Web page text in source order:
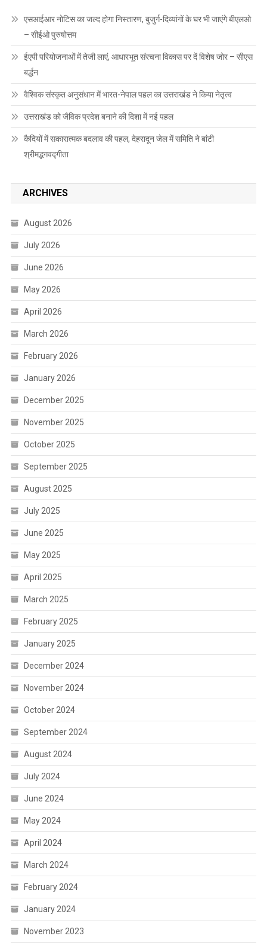
एसआईआर नोटिस का जल्द होगा निस्तारण, बुजुर्ग-दिव्यांगों के घर भी जाएंगे बीएलओ
– सीईओ पुरुषोत्तम
ईएपी परियोजनाओं में तेजी लाएं, आधारभूत संरचना विकास पर दें विशेष जोर – सीएस
बर्द्धन
वैश्विक संस्कृत अनुसंधान में भारत-नेपाल पहल का उत्तराखंड ने किया नेतृत्व
उत्तराखंड को जैविक प्रदेश बनाने की दिशा में नई पहल
कैदियों में सकारात्मक बदलाव की पहल, देहरादून जेल में समिति ने बांटी
श्रीमद्भगवद्गीता
ARCHIVES
August 2026
July 2026
June 2026
May 2026
April 2026
March 2026
February 2026
January 2026
December 2025
November 2025
October 2025
September 2025
August 2025
July 2025
June 2025
May 2025
April 2025
March 2025
February 2025
January 2025
December 2024
November 2024
October 2024
September 2024
August 2024
July 2024
June 2024
May 2024
April 2024
March 2024
February 2024
January 2024
November 2023